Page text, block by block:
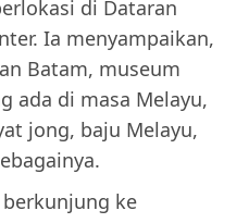
di Dataran
Ia menyampaikan,
Batam, museum
ada di masa Melayu,
jong, baju Melayu,
berkunjung ke